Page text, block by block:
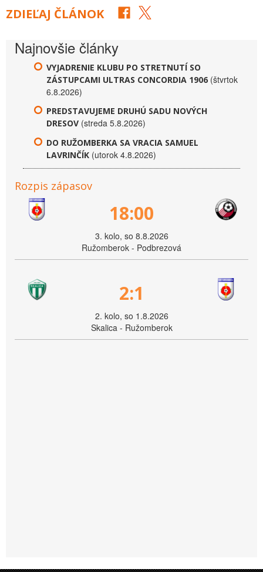
ZDIEĽAJ ČLÁNOK
Najnovšie články
VYJADRENIE KLUBU PO STRETNUTÍ SO
ZÁSTUPCAMI ULTRAS CONCORDIA 1906 (štvrtok
6.8.2026)
PREDSTAVUJEME DRUHÚ SADU NOVÝCH
DRESOV (streda 5.8.2026)
DO RUŽOMBERKA SA VRACIA SAMUEL
LAVRINČÍK (utorok 4.8.2026)
Rozpis zápasov
18:00
3. kolo, so 8.8.2026
Ružomberok - Podbrezová
2:1
2. kolo, so 1.8.2026
Skalica - Ružomberok